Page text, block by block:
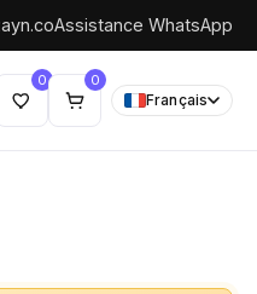
Assistance WhatsApp
0 0
Français